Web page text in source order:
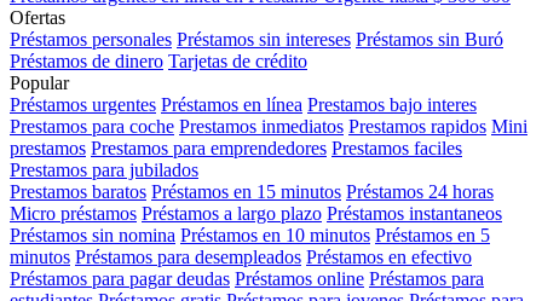
Ofertas
Préstamos personales Préstamos sin intereses Préstamos sin Buró
Préstamos de dinero Tarjetas de crédito
Popular
Préstamos urgentes Préstamos en línea Prestamos bajo interes
Prestamos para coche Prestamos inmediatos Prestamos rapidos Mini
prestamos Prestamos para emprendedores Prestamos faciles
Prestamos para jubilados
Prestamos baratos Préstamos en 15 minutos Préstamos 24 horas
Micro préstamos Préstamos a largo plazo Préstamos instantaneos
Préstamos sin nomina Préstamos en 10 minutos Préstamos en 5
minutos Préstamos para desempleados Préstamos en efectivo
Préstamos para pagar deudas Préstamos online Préstamos para